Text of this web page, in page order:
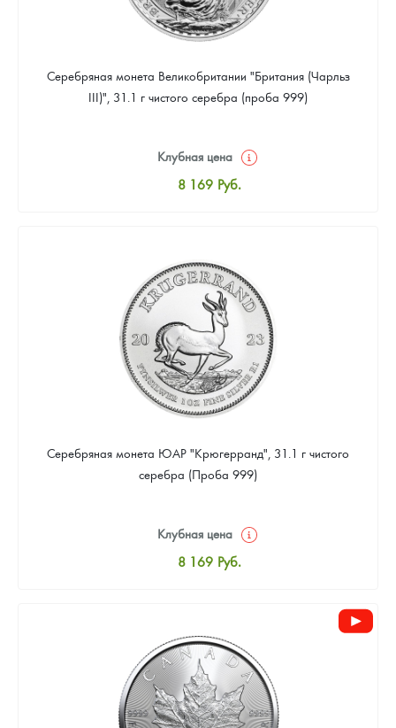
Серебряная монета Великобритании "Британия (Чарльз
III)", 31.1 г чистого серебра (проба 999)
Клубная цена
8 169 Руб.
Звоните
Серебряная монета ЮАР "Крюгерранд", 31.1 г чистого
серебра (Проба 999)
Клубная цена
8 169 Руб.
Цена выкупа
Звоните